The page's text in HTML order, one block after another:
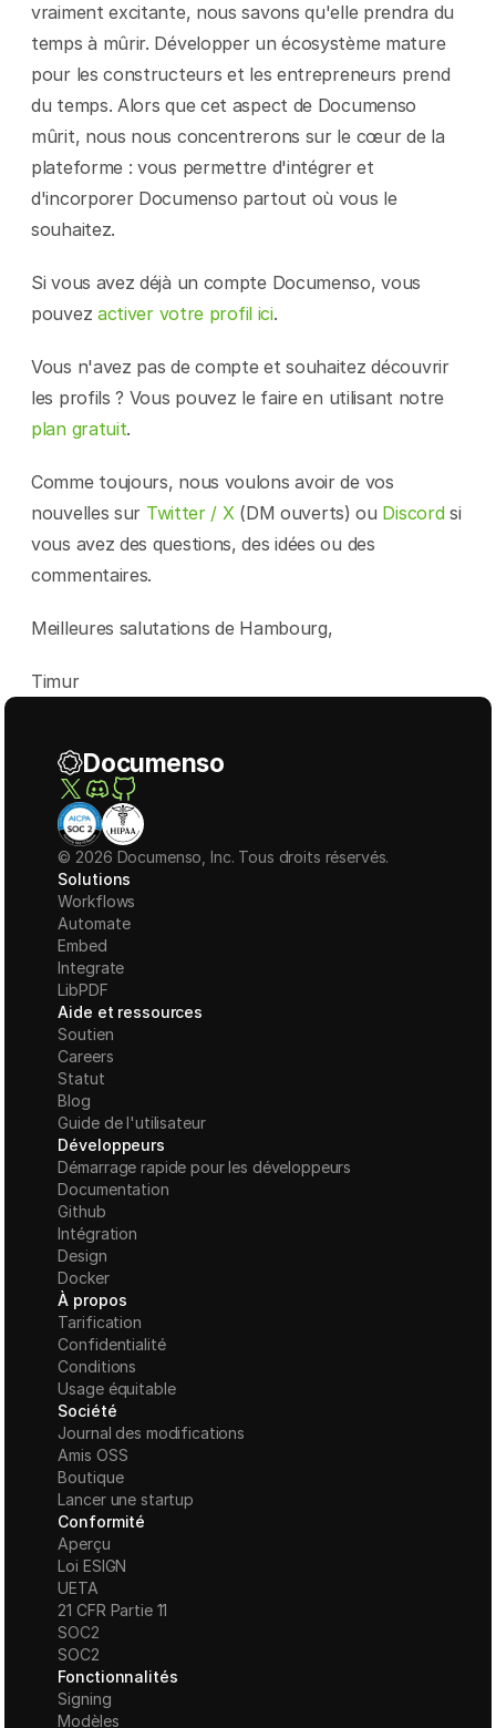
vraiment excitante, nous savons qu'elle prendra du
temps à mûrir. Développer un écosystème mature
pour les constructeurs et les entrepreneurs prend
du temps. Alors que cet aspect de Documenso
mûrit, nous nous concentrerons sur le cœur de la
plateforme : vous permettre d'intégrer et
d'incorporer Documenso partout où vous le
souhaitez.
Si vous avez déjà un compte Documenso, vous
pouvez activer votre profil ici.
Vous n'avez pas de compte et souhaitez découvrir
plan gratuit.
Comme toujours, nous voulons avoir de vos
nouvelles sur Twitter / X (DM ouverts) ou Discord si
vous avez des questions, des idées ou des
commentaires.
Meilleures salutations de Hambourg,
Timur
Documenso
© 2026 Documenso, Inc. Tous droits réservés.
Solutions
Workflows
Automate
Embed
Integrate
LibPDF
Aide et ressources
Soutien
Careers
Statut
Blog
Guide de l'utilisateur
Développeurs
Démarrage rapide pour les développeurs
Documentation
Github
Intégration
Design
Docker
À propos
Tarification
Confidentialité
Conditions
Usage équitable
Société
Journal des modifications
Amis OSS
Boutique
Lancer une startup
Conformité
Aperçu
Loi ESIGN
UETA
21 CFR Partie 11
SOC2
SOC2
Fonctionnalités
Signing
Modèles